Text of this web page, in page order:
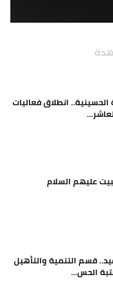
الحسينية.. انطلاق فعاليات
عليهم السلام
مستفيد.. قسم التنمية والتأهيل
الحس...